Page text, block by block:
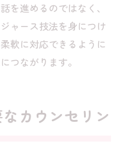
を進めるのではなく、
ャース技法を身につけ
軟に対応できるように
つながります。
カウンセリン